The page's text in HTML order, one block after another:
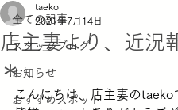
全ての記事
スタッフブログ
お知らせ
おすすめスポット
店主妻より、近況
＊
taeko
2021年7月14日
こんにちは、店主妻のtaeko